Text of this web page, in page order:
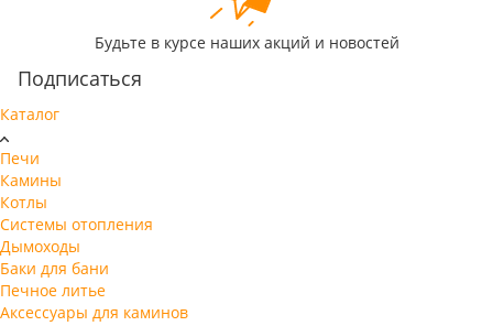
Будьте в курсе наших акций и новостей
Подписаться
Каталог
Печи
Камины
Котлы
Системы отопления
Дымоходы
Баки для бани
Печное литье
Аксессуары для каминов